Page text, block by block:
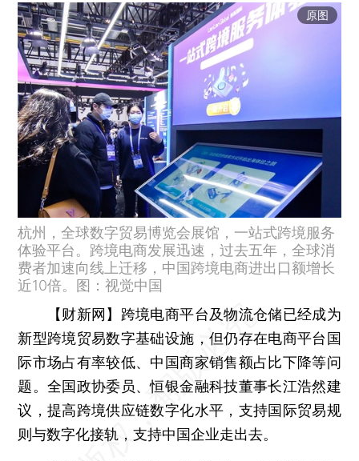
原图
杭州，全球数字贸易博览会展馆，一站式跨境服务
体验平台。跨境电商发展迅速，过去五年，全球消
费者加速向线上迁移，中国跨境电商进出口额增长
近10倍。图：视觉中国
【财新网】 跨境电商平台及物流仓储已经成为
新型跨境贸易数字基础设施，但仍存在电商平台国
际市场占有率较低、中国商家销售额占比下降等问
题。全国政协委员、恒银金融科技董事长江浩然建
议，提高跨境供应链数字化水平，支持国际贸易规
则与数字化接轨，支持中国企业走出去。